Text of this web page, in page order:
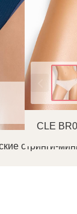
стринги-
CLE